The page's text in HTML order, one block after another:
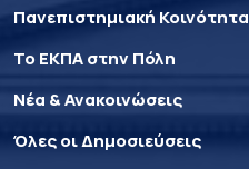
Πανεπιστημιακή Κοινότητα
Το ΕΚΠΑ στην Πόλη
Νέα & Ανακοινώσεις
Όλες οι Δημοσιεύσεις